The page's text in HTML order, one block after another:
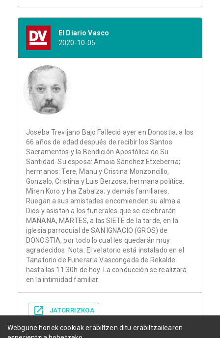
El Diario Vasco
2020-10-05
Joseba Trevijano Bajo Falleció ayer en Donostia, a los
66 años de edad después de recibir los Santos
Sacramentos y la Bendición Apostólica de Su
Santidad. Su esposa: Amaia Sánchez Etxeberria;
hermanos: Tere, Manu y Cristina Monzoncillo,
Gonzalo, Cristina y Luis Berzosa; hermana política:
Miren Koro y Ina Zabalza; y demás familiares.
Ruegan a sus amistades encomienden su alma a
Dios y asistan a los funerales que se celebrarán
MAÑANA, MARTES, a las SIETE de la tarde, en la
iglesia parroquial de SAN IGNACIO (GROS) de
DONOSTIA, por todo lo cual les quedarán muy
agradecidos. Nota: El velatorio está instalado en el
Tanatorio de Funeraria Vascongada de Rekalde
hasta las 11:30h de hoy. La conducción se realizará
en la intimidad familiar.
JATORRIZKOA
Webgune honek cookiak erabiltzen ditu erabiltzailearen